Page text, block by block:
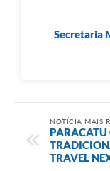
Secretaria
NOTÍCIA MAIS
PARACATU
TRAVEL